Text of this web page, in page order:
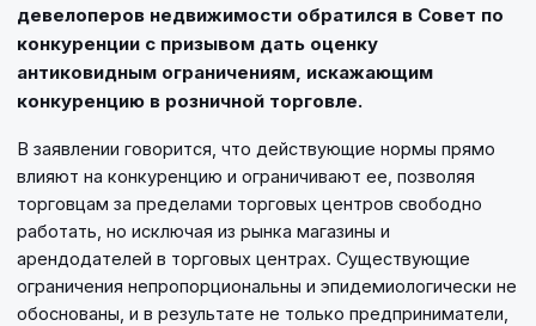
девелоперов недвижимости обратился в Совет по
конкуренции с призывом дать оценку
антиковидным ограничениям, искажающим
конкуренцию в розничной торговле.
В заявлении говорится, что действующие нормы прямо
влияют на конкуренцию и ограничивают ее, позволяя
торговцам за пределами торговых центров свободно
работать, но исключая из рынка магазины и
арендодателей в торговых центрах. Существующие
ограничения непропорциональны и эпидемиологически не
обоснованы, и в результате не только предприниматели,